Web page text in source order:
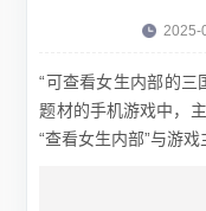
2025-
“可查看女生内部的三
题材的手机游戏中，
“查看女生内部”与游戏